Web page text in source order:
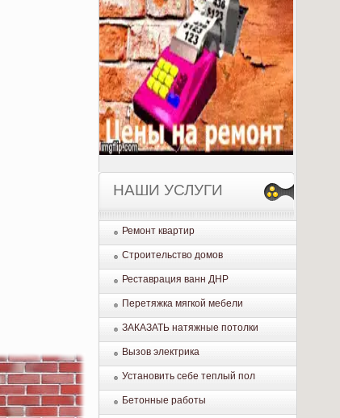
НАШИ УСЛУГИ
Ремонт квартир
Строительство домов
Реставрация ванн ДНР
Перетяжка мягкой мебели
ЗАКАЗАТЬ натяжные потолки
Вызов электрика
Установить себе теплый пол
Бетонные работы